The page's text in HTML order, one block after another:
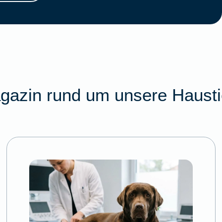
rund um unsere